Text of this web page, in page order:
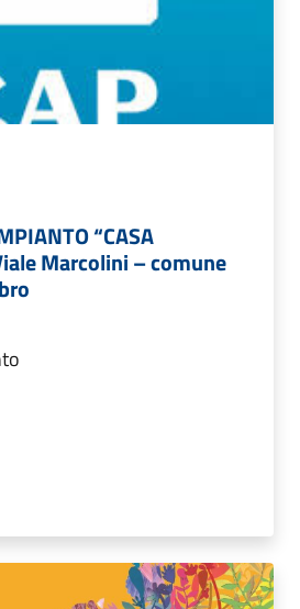
“CASA
Marcolini – comune